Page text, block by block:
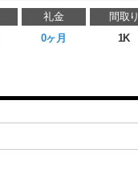
礼金 間取り
0ヶ月 1K